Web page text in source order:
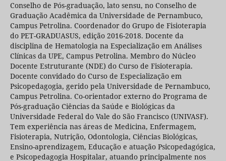
Conselho de Pós-graduação, lato sensu, no Conselho de
Graduação Acadêmica da Universidade de Pernambuco,
Campus Petrolina. Coordenador do Grupo de Fisioterapia
do PET-GRADUASUS, edição 2016-2018. Docente da
disciplina de Hematologia na Especialização em Análises
Clínicas da UPE, Campus Petrolina. Membro do Núcleo
Docente Estruturante (NDE) do Curso de Fisioterapia.
Docente convidado do Curso de Especialização em
Psicopedagogia, gerido pela Universidade de Pernambuco,
Campus Petrolina. Co-orientador externo do Programa de
Pós-graduação Ciências da Saúde e Biológicas da
Universidade Federal do Vale do São Francisco (UNIVASF).
Tem experiência nas áreas de Medicina, Enfermagem,
Fisioterapia, Nutrição, Odontologia, Ciências Biológicas,
Ensino-aprendizagem, Educação e atuação Psicopedagógica,
e Psicopedagogia Hospitalar, atuando principalmente nos